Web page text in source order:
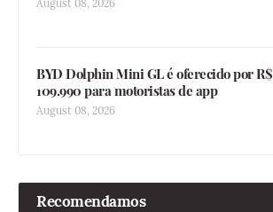
August 08, 2026
BYD Dolphin Mini GL é oferecido por R$
109.990 para motoristas de app
August 08, 2026
Recomendamos